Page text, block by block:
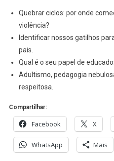
Quebrar ciclos: por onde
violência?
Identificar nossos gatilhos
pais.
Qual é o seu papel de
Adultismo, pedagogia
respeitosa.
Compartilhar:
Facebook X
WhatsApp Mais